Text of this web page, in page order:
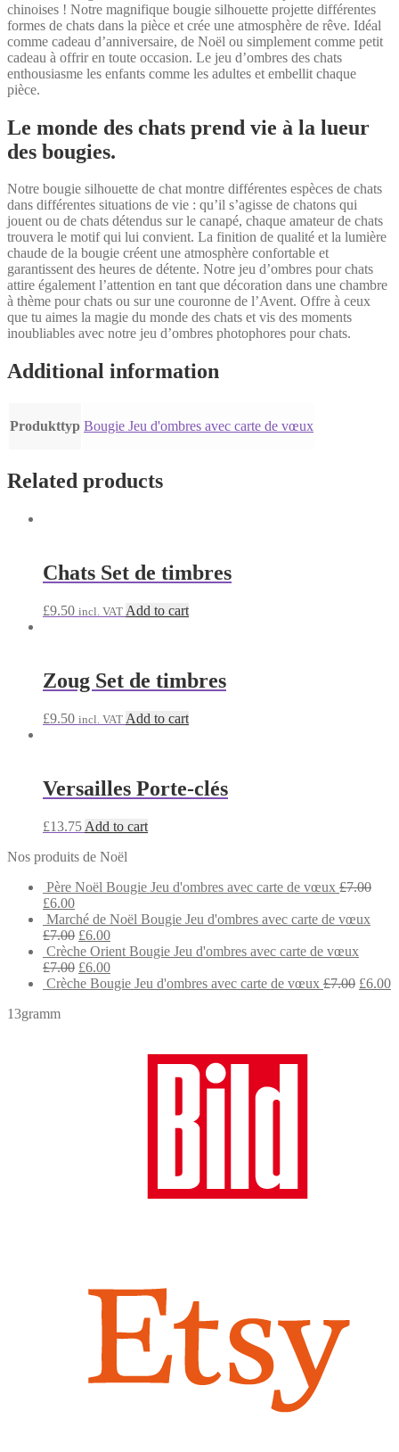
chinoises ! Notre magnifique bougie silhouette projette différentes
formes de chats dans la pièce et crée une atmosphère de rêve. Idéal
comme cadeau d’anniversaire, de Noël ou simplement comme petit
cadeau à offrir en toute occasion. Le jeu d’ombres des chats
enthousiasme les enfants comme les adultes et embellit chaque
pièce.
Le monde des chats prend vie à la lueur
des bougies.
Notre bougie silhouette de chat montre différentes espèces de chats
dans différentes situations de vie : qu’il s’agisse de chatons qui
jouent ou de chats détendus sur le canapé, chaque amateur de chats
trouvera le motif qui lui convient. La finition de qualité et la lumière
chaude de la bougie créent une atmosphère confortable et
garantissent des heures de détente. Notre jeu d’ombres pour chats
attire également l’attention en tant que décoration dans une chambre
à thème pour chats ou sur une couronne de l’Avent. Offre à ceux
que tu aimes la magie du monde des chats et vis des moments
inoubliables avec notre jeu d’ombres photophores pour chats.
Additional information
Produkttyp Bougie Jeu d'ombres avec carte de vœux
Related products
Chats Set de timbres
£9.50 incl. VAT Add to cart
Zoug Set de timbres
£9.50 incl. VAT Add to cart
Versailles Porte-clés
£13.75 Add to cart
Nos produits de Noël
Père Noël Bougie Jeu d'ombres avec carte de vœux £7.00
Original
price
was:
£7.00.
£6.00Current
price
is:
£6.00.
Marché de Noël Bougie Jeu d'ombres avec carte de vœux
£7.00 Original
price
was:
£7.00.
£6.00Current
price
is:
£6.00.
Crèche Orient Bougie Jeu d'ombres avec carte de vœux
£7.00 Original
price
£6.00Current
price
Crèche Bougie Jeu d'ombres avec carte de vœux £7.00 £6.00
13gramm